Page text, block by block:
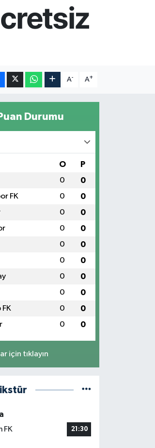
A- A+
Durumu
O P
0 0
FK 0 0
0 0
0 0
0 0
0 0
0 0
0 0
0 0
0 0
için tıklayın
FK
21:30